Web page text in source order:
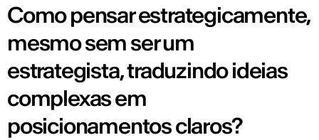
Como pensar estrategicamente,
mesmo sem ser um
estrategista, traduzindo ideias
complexas em
posicionamentos claros?